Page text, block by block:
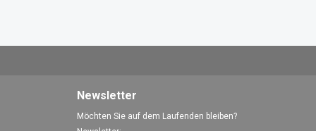
Newsletter
Möchten Sie auf dem Laufenden bleiben?